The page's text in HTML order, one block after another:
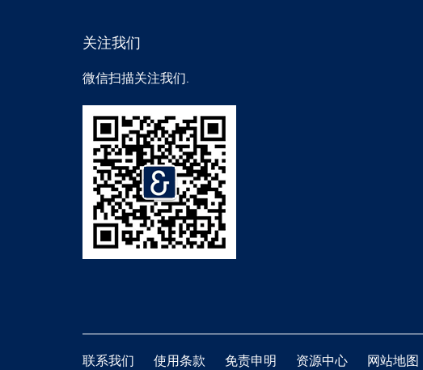
关注我们
微信扫描关注我们.
联系我们 使用条款 免责申明 资源中心 网站地图